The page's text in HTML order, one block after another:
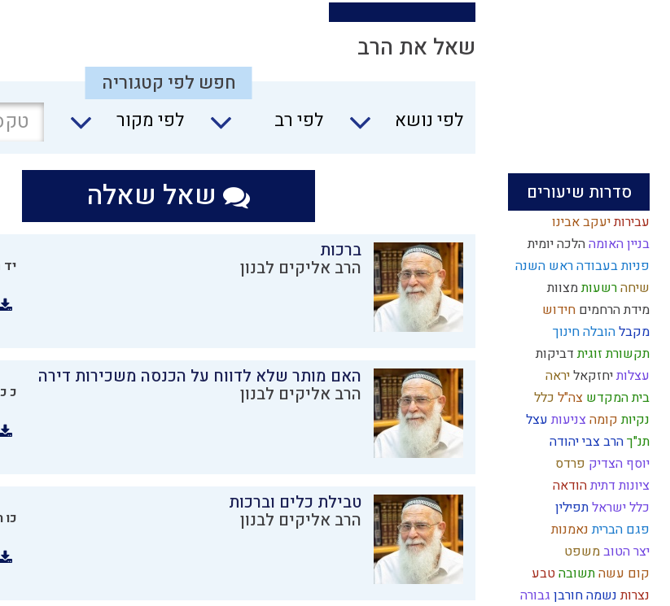
סדרות שיעורים
עבירותיעקב אבינו
בניין האומההלכה יומית
פניות בעבודהראש השנה
שיחהרשעותמצוות
מידת הרחמים חידוש
מקבלהובלהחינוך
תקשורת זוגיתדביקות
עצלותיחזקאליראה
בית המקדש צה"ל כלל
נקיותקומה צניעות עצל
תנ"ךהרב צבי יהודה
יוסף הצדיק פרדס
ציונות דתיתהודאה
כלל ישראלתפילין
פגם הבריתנאמנות
יצר הטובמשפט
קום עשהתשובהטבע
נצרותנשמהחורבן גבורה
שאל את הרב
חפש לפי קטגוריה
לפי נושא
לפי רב לפי מקור
שאל שאלה
ברכות
הרב אליקים לבנון
האם מותר שלא לדווח על הכנסה משכירות דירה
הרב אליקים לבנון כ
טבילת כלים וברכות
הרב אליקים לבנון כו